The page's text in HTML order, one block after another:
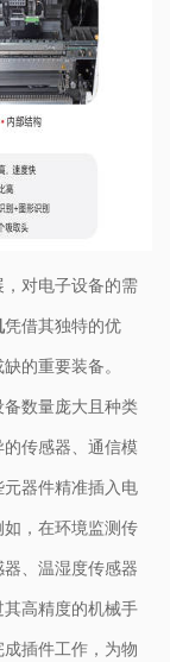
对电子设备的需
凭借其独特的优
的重要装备。
数量庞大且种类
传感器、通信模
器件精准插入电
，在环境监测传
、温湿度传感器
高精度的机械手
插件工作，为物